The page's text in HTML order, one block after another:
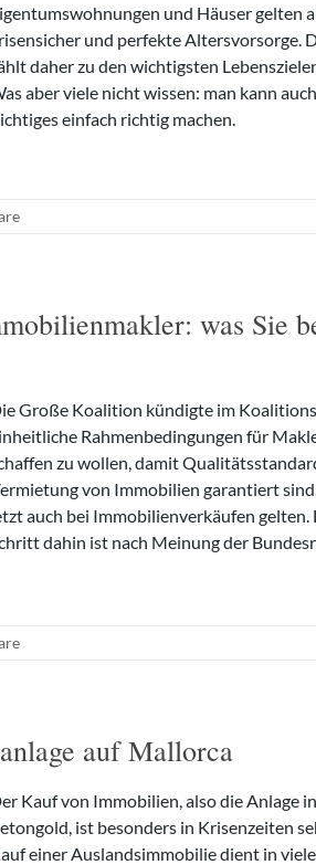
und Häuser gelten
und perfekte Altersvorsorge.
daher zu den wichtigsten
aber viele nicht wissen: man kann
einfach richtig machen.
was Sie
Große Koalition kündigte im
Rahmenbedingungen für
zu wollen, damit
von Immobilien garantiert
auch bei Immobilienverkäufen gelten.
dahin ist nach Meinung der
auf Mallorca
Kauf von Immobilien, also die Anlage
ist besonders in Krisenzeiten
einer Auslandsimmobilie dient in